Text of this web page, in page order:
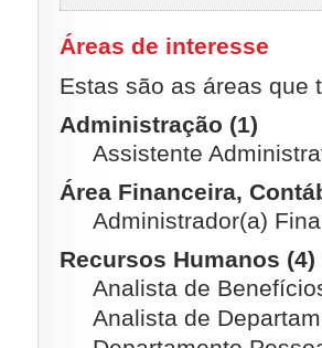
Áreas de interesse
Estas são as áreas que
Administração (1)
Assistente
Área Financeira,
Administrador(a)
Recursos Humanos (4)
Analista de
Analista de